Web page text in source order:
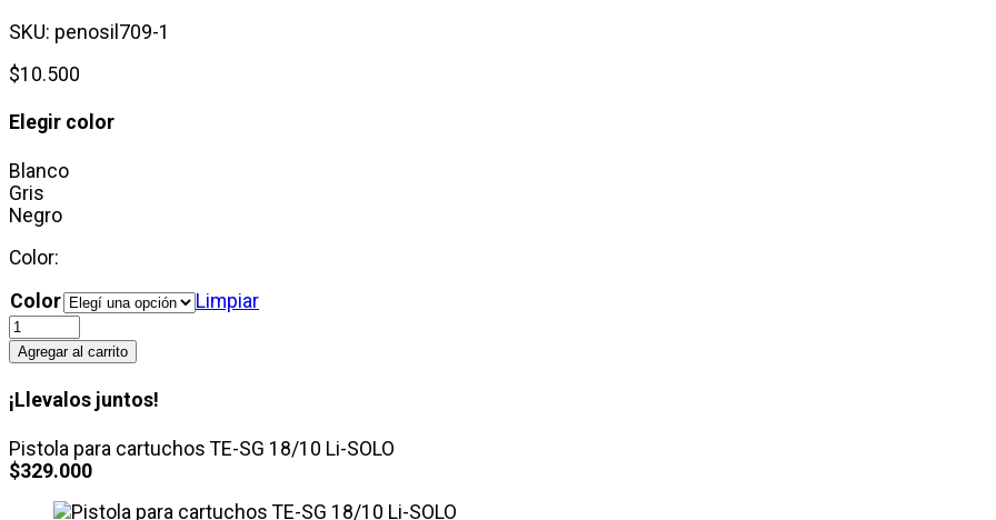
SKU: penosil709-1
$10.500
Elegir color
Blanco
Gris
Negro
Color:
Color
Limpiar
CPSA
-
Sellador
Híbrido
SMP
cantidad
Agregar al carrito
¡Llevalos juntos!
Pistola para cartuchos TE-SG 18/10 Li-SOLO
$329.000